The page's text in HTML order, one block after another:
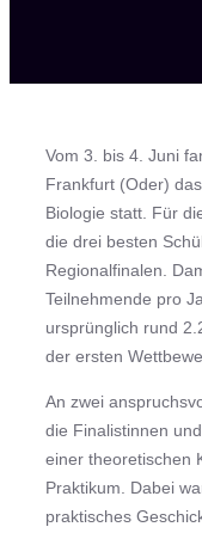
Vom 3. bis 4. Juni
Frankfurt (Oder)
Biologie statt. Für
die drei besten
Regionalfinalen.
Teilnehmende pro
ursprünglich rund
der ersten
An zwei
die Finalistinnen
einer theoretischen
Praktikum. Dabei
praktisches